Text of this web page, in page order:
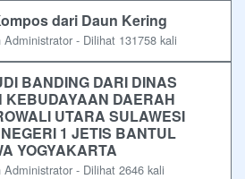
dari Daun Kering
- Dilihat 131758 kali
BANDING DARI DINAS
KEBUDAYAAN DAERAH
UTARA SULAWESI
1 JETIS BANTUL
YOGYAKARTA
- Dilihat 2646 kali